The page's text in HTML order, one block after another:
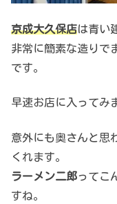
京成大久保店は青い
非常に簡素な造りで
です。
早速お店に入ってみ
意外にも奥さんと思
くれます。
ラーメン二郎ってこ
すね。